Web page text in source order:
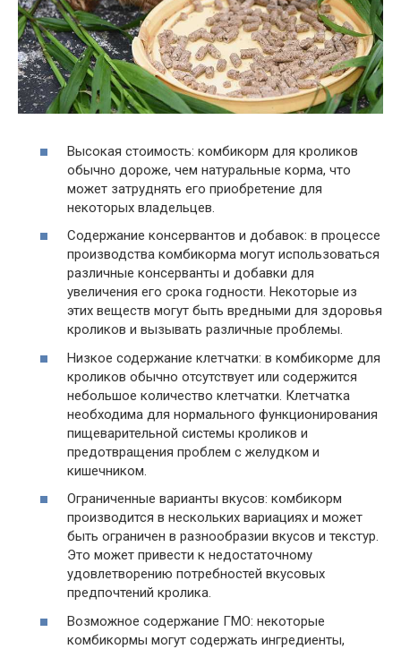
Высокая стоимость: комбикорм для кроликов
обычно дороже, чем натуральные корма, что
может затруднять его приобретение для
некоторых владельцев.
Содержание консервантов и добавок: в процессе
производства комбикорма могут использоваться
различные консерванты и добавки для
увеличения его срока годности. Некоторые из
этих веществ могут быть вредными для здоровья
кроликов и вызывать различные проблемы.
Низкое содержание клетчатки: в комбикорме для
кроликов обычно отсутствует или содержится
небольшое количество клетчатки. Клетчатка
необходима для нормального функционирования
пищеварительной системы кроликов и
предотвращения проблем с желудком и
кишечником.
Ограниченные варианты вкусов: комбикорм
производится в нескольких вариациях и может
быть ограничен в разнообразии вкусов и текстур.
Это может привести к недостаточному
удовлетворению потребностей вкусовых
предпочтений кролика.
Возможное содержание ГМО: некоторые
комбикормы могут содержать ингредиенты,